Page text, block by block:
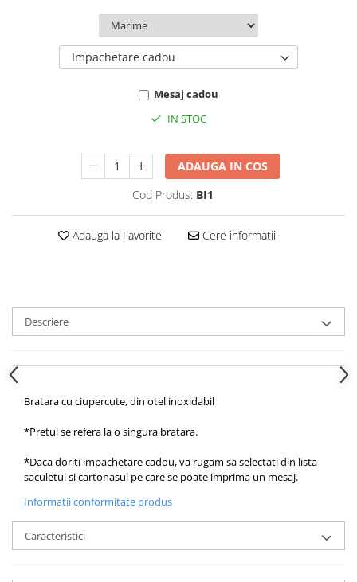
Impachetare cadou
Mesaj cadou
IN STOC
ADAUGA IN COS
Cod Produs: BI1
Adauga la Favorite Cere informatii
Descriere
Bratara cu ciupercute, din otel inoxidabil
*Pretul se refera la o singura bratara.
*Daca doriti impachetare cadou, va rugam sa selectati din lista
saculetul si cartonasul pe care se poate imprima un mesaj.
Informatii conformitate produs
Caracteristici